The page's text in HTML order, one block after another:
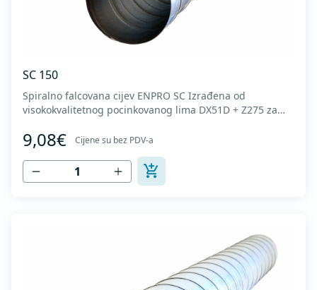
SC 150
Spiralno falcovana cijev ENPRO SC Izrađena od
visokokvalitetnog pocinkovanog lima DX51D + Z275 za
1506 I MEST EN 12237.
9,08€ Cijene su bez PDV-a